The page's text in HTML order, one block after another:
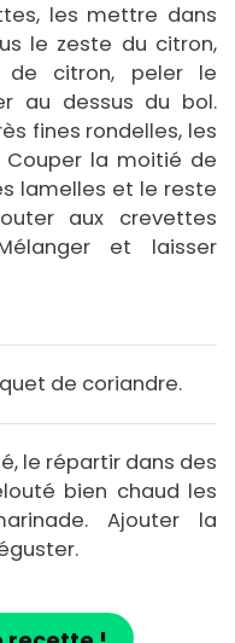
les mettre dans
le zeste du citron,
citron, peler le
au dessus du bol.
fines rondelles, les
la moitié de
lamelles et le reste
aux crevettes
et laisser
de coriandre.
le répartir dans des
bien chaud les
Ajouter la